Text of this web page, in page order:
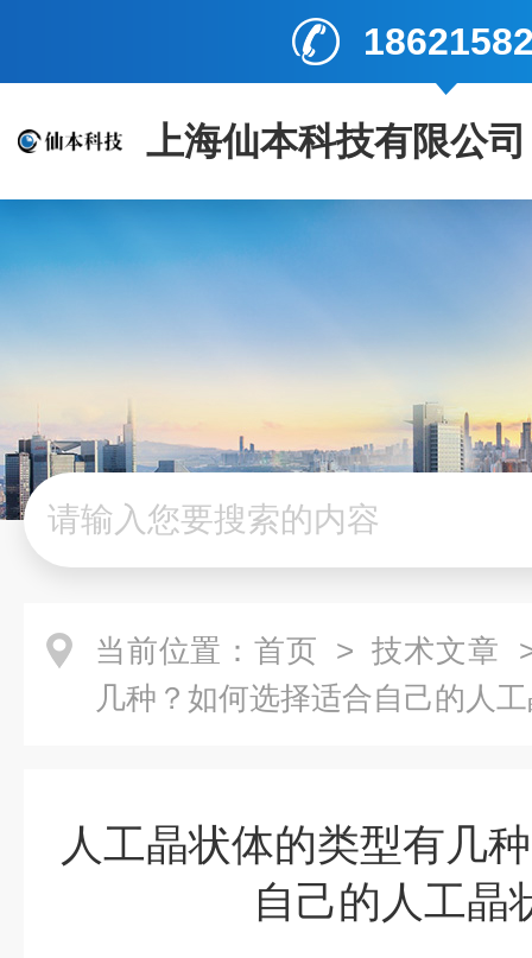
上海仙本科技有限公司
当前位置： 首页 > 技术文章
几种？如何选择适合自己的人
人工晶状体的类型有几
自己的人工晶